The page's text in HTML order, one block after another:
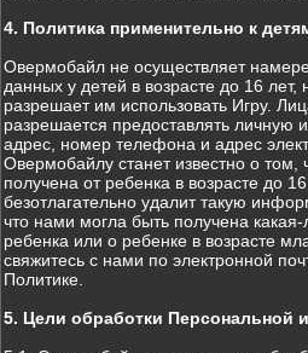
4. Политика применительно к
Овермобайл не осуществляет
данных у детей в возрасте до 16
разрешает им использовать Игру.
разрешается предоставлять
адрес, номер телефона и адрес
Овермобайлу станет известно о
получена от ребенка в возрасте до
безотлагательно удалит такую
что нами могла быть получена
ребенка или о ребенке в возрасте
свяжитесь с нами по электронной
Политике.
5. Цели обработки Персональной